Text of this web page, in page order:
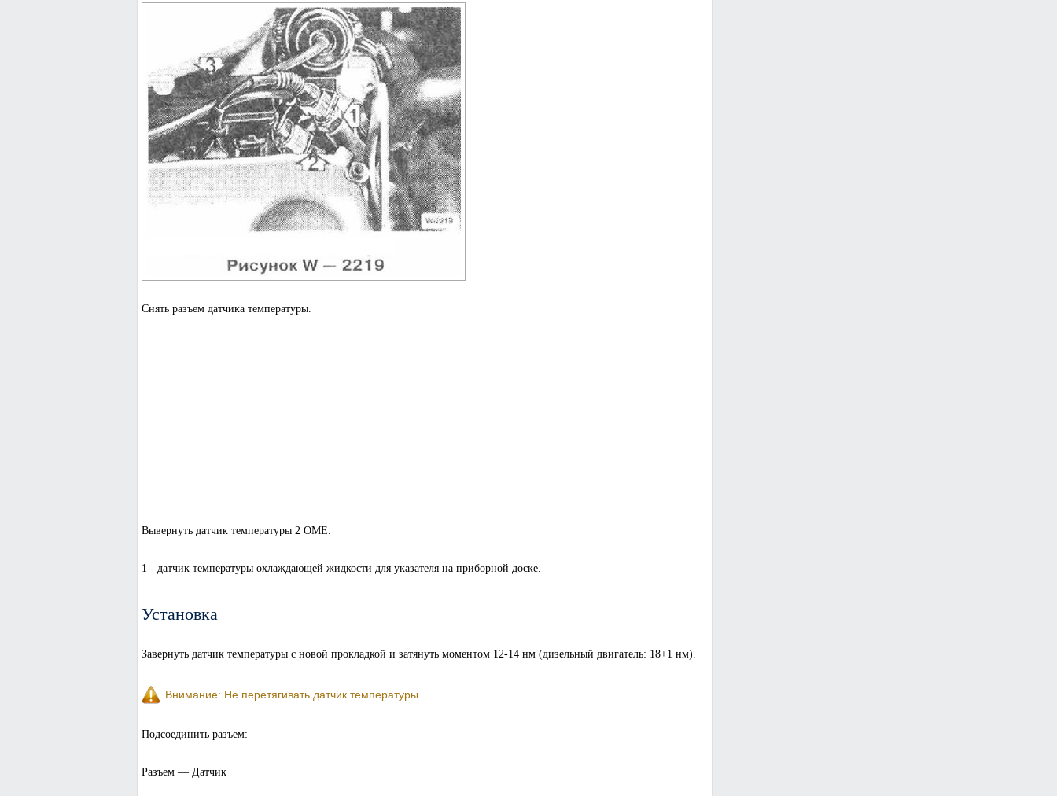
Снять разъем датчика температуры.
Вывернуть датчик температуры 2 ОМЕ.
1 - датчик температуры охлаждающей жидкости для указателя на приборной доске.
Установка
Завернуть датчик температуры с новой прокладкой и затянуть моментом 12-14 нм (дизельный двигатель: 18+1 нм).
Внимание: Не перетягивать датчик температуры.
Подсоединить разъем:
Разъем — Датчик